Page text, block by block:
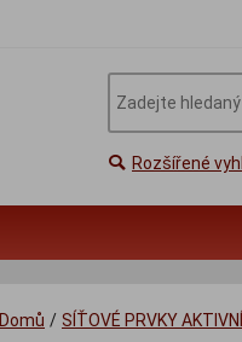
Rozšířené
Domů / SÍŤOVÉ PRVKY AKTIVNÍ